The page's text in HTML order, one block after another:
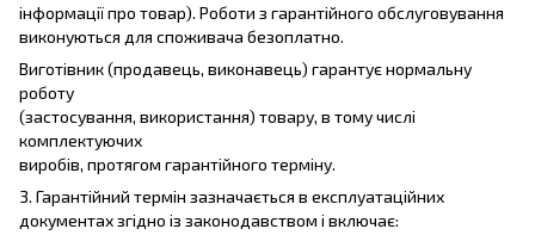
інформації про товар). Роботи з гарантійного обслуговування
виконуються для споживача безоплатно.
Виготівник (продавець, виконавець) гарантує нормальну
роботу
(застосування, використання) товару, в тому числі
комплектуючих
виробів, протягом гарантійного терміну.
3. Гарантійний термін зазначається в експлуатаційних
документах згідно із законодавством і включає: